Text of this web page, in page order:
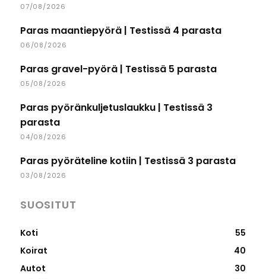
07/08/2026
Paras maantiepyörä | Testissä 4 parasta
06/08/2026
Paras gravel-pyörä | Testissä 5 parasta
05/08/2026
Paras pyöränkuljetuslaukku | Testissä 3
parasta
04/08/2026
Paras pyöräteline kotiin | Testissä 3 parasta
03/08/2026
SUOSITUT
Koti
55
Koirat
40
Autot
30